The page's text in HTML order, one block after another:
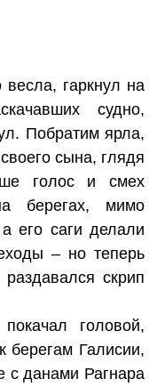
гаркнул на
судно,
Побратим ярла,
сына, глядя
голос и смех
берегах, мимо
его саги делали
– но теперь
скрип
головой,
берегам Галисии,
с данами Рагнара